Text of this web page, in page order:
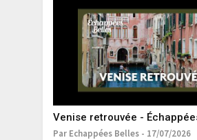
Venise retrouvée -
Par Echappées Belles - 17/07/2026